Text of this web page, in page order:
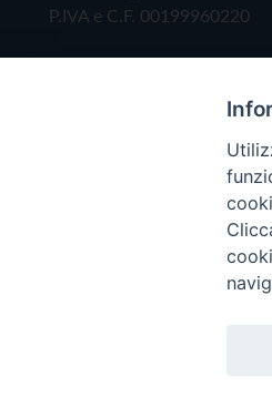
P.IVA e C.F. 00199960220
Copyright © 2019 -